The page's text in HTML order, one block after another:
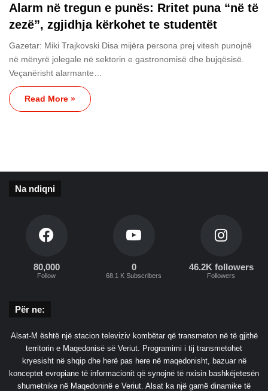
Alarm në tregun e punës: Rritet puna “në të
zezë”, zgjidhja kërkohet te studentët
Gazetar: Miki Trajkovski Disa mijëra persona prej vitesh punojnë
në mënyrë jolegale në sektorin e gastronomisë dhe bujqësisë.
Veçanërisht alarmante…
Read More »
Na ndiqni
80,000
Follow
0
68.1 K Subscribers
46.2K followers
Followers
Për ne:
Alsat-M është një stacion televiziv kombëtar që transmeton në të gjithë
territorin e Maqedonisë së Veriut. Programimi i tij transmetohet
kryesisht në shqip dhe herë pas here në maqedonisht, bazuar në
konceptet evropiane të informacionit që synojnë të nxisin bashkëjetesën
shumetnike në Maqedoninë e Veriut. Alsat ka një gamë dinamike të